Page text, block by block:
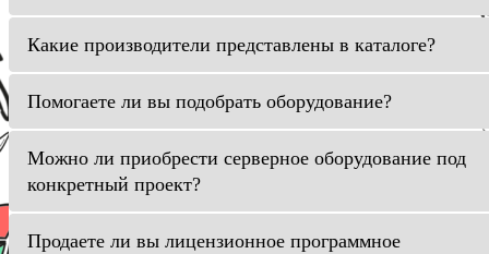
Какие производители представлены в каталоге?
Помогаете ли вы подобрать оборудование?
Можно ли приобрести серверное оборудование под
конкретный проект?
Продаете ли вы лицензионное программное